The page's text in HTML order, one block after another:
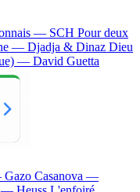
— SCH Pour deux
— Djadja & Dinaz Dieu
— David Guetta
Gazo Casanova —